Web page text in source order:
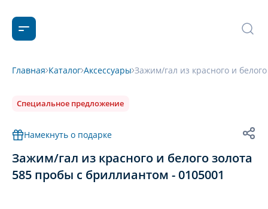
Главная Каталог Аксессуары Зажим/гал из красного и
Специальное предложение
Намекнуть о подарке
Зажим/гал из красного и белого золота
585 пробы с бриллиантом - 0105001